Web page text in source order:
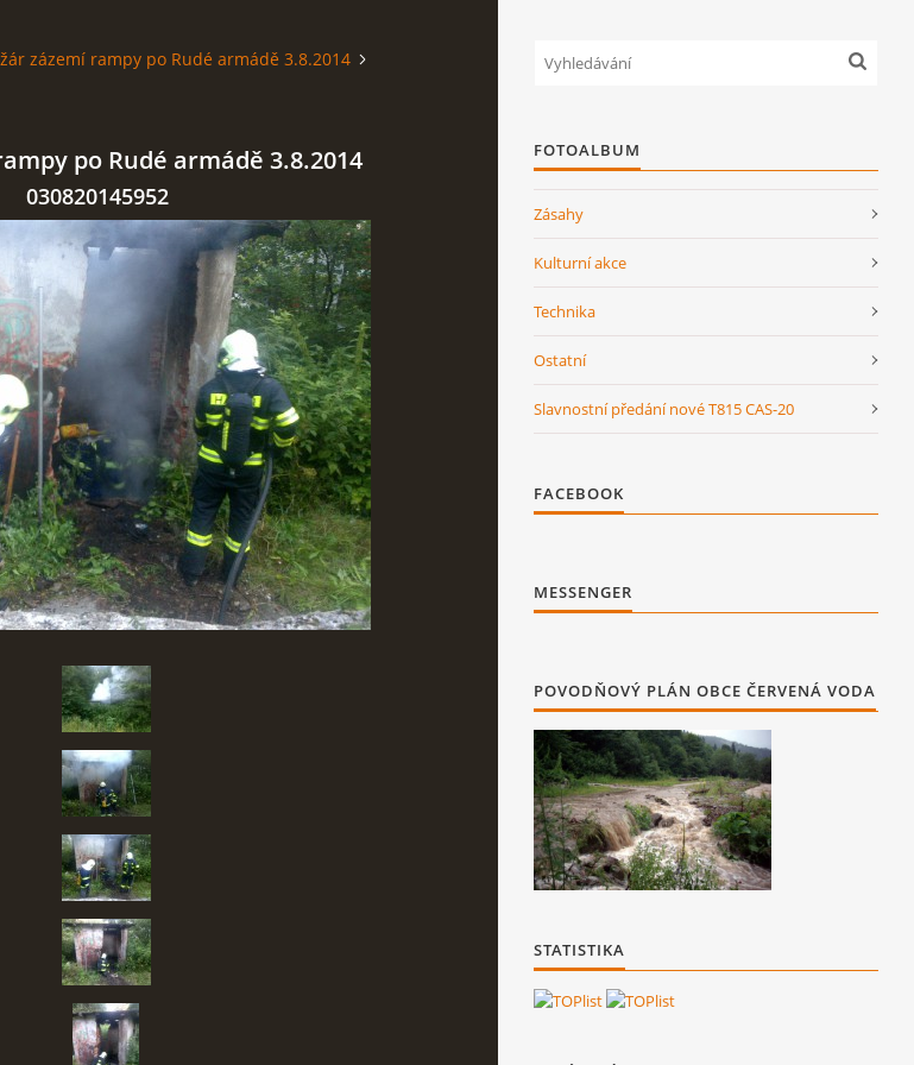
zázemí rampy po Rudé armádě 3.8.2014
po Rudé armádě 3.8.2014
030820145952
FOTOALBUM
Zásahy
Kulturní akce
Technika
Ostatní
Slavnostní předání nové T815 CAS-20
FACEBOOK
MESSENGER
POVODŇOVÝ PLÁN OBCE ČERVENÁ VODA
STATISTIKA